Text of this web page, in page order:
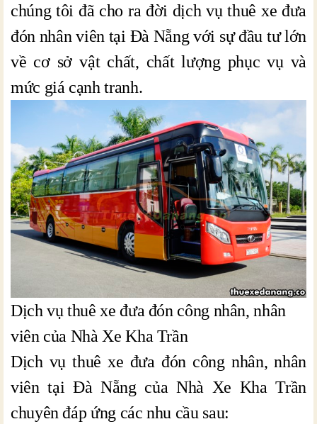
chúng tôi đã cho ra đời dịch vụ thuê xe đưa
đón nhân viên tại Đà Nẵng với sự đầu tư lớn
về cơ sở vật chất, chất lượng phục vụ và
mức giá cạnh tranh.
Dịch vụ thuê xe đưa đón công nhân, nhân
viên của Nhà Xe Kha Trần
Dịch vụ thuê xe đưa đón công nhân, nhân
viên tại Đà Nẵng của Nhà Xe Kha Trần
chuyên đáp ứng các nhu cầu sau: